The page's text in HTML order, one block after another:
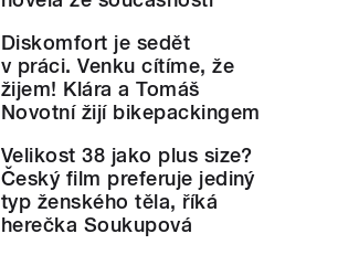
Diskomfort je sedět
v práci. Venku cítíme, že
žijem! Klára a Tomáš
Novotní žijí bikepackingem
Velikost 38 jako plus size?
Český film preferuje jediný
typ ženského těla, říká
herečka Soukupová